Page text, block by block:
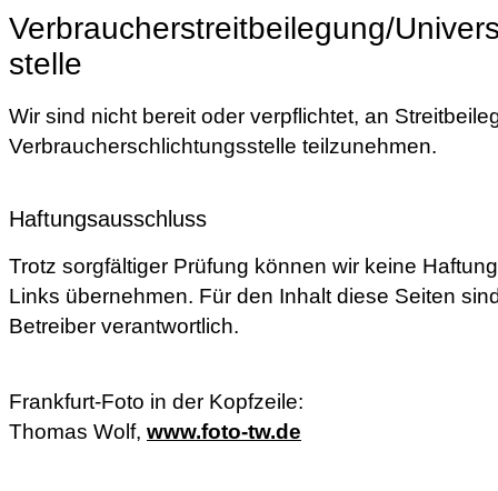
Verbraucher­streit­beilegung/
stelle
Wir sind nicht bereit oder verpflichtet, an
Verbraucherschlichtungsstelle teilzunehmen.
Haftungsausschluss
Trotz sorgfältiger Prüfung können wir keine
Links übernehmen. Für den Inhalt diese Seiten
Betreiber verantwortlich.
Frankfurt-Foto in der Kopfzeile:
Thomas Wolf, www.foto-tw.de